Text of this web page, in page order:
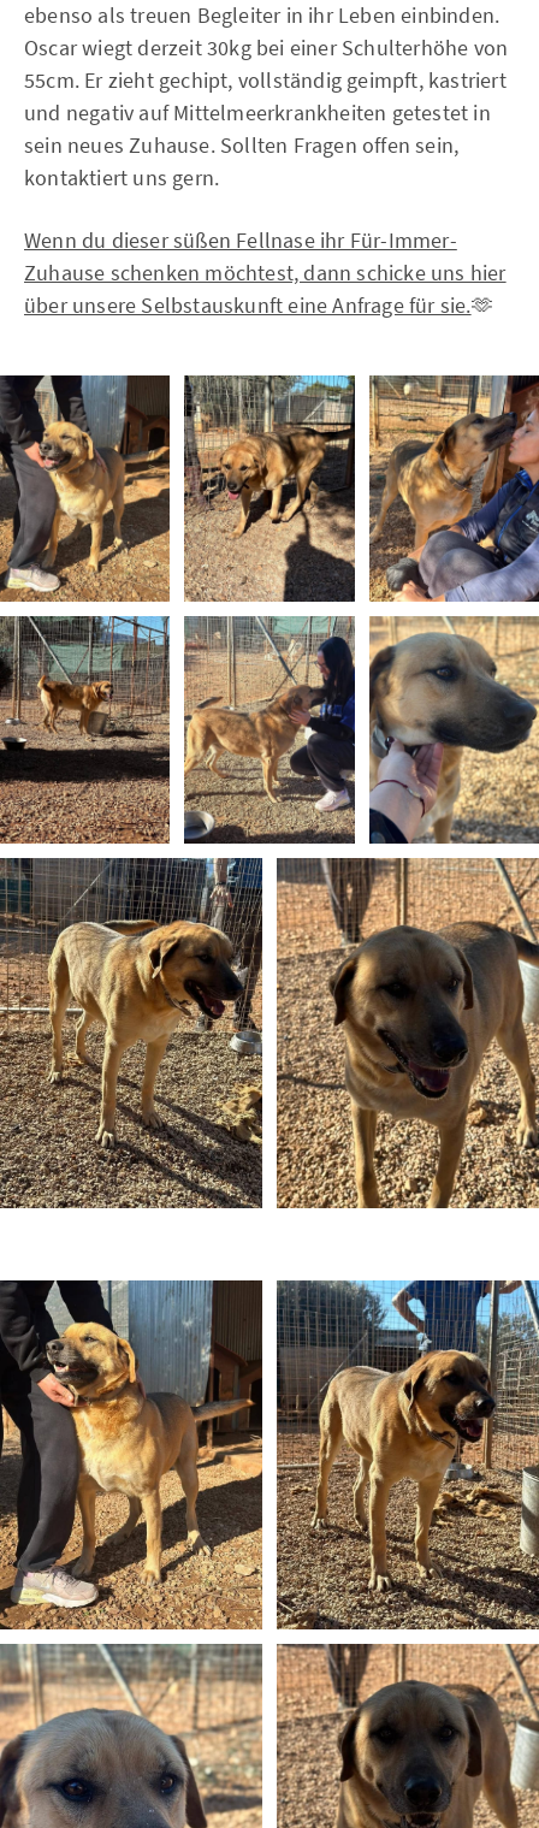
ebenso als treuen Begleiter in ihr Leben einbinden.
Oscar wiegt derzeit 30kg bei einer Schulterhöhe von
55cm. Er zieht gechipt, vollständig geimpft, kastriert
und negativ auf Mittelmeerkrankheiten getestet in
sein neues Zuhause. Sollten Fragen offen sein,
kontaktiert uns gern.
Wenn du dieser süßen Fellnase ihr Für-Immer-
Zuhause schenken möchtest, dann schicke uns hier
über unsere Selbstauskunft eine Anfrage für sie.🫶